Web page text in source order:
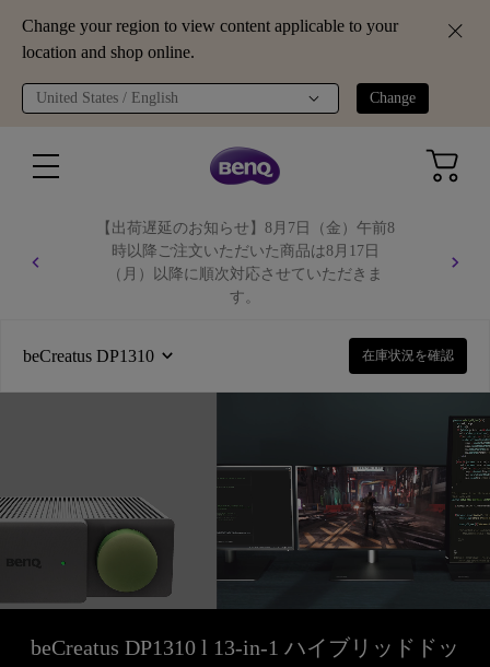
Change your region to view content applicable to your
location and shop online.
United States / English Change
【出荷遅延のお知らせ】8月7日（金）午前8
時以降ご注文いただいた商品は8月17日
（月）以降に順次対応させていただきま
す。
beCreatus DP1310 在庫状況を確認
beCreatus DP1310 l 13-in-1 ハイブリッドドッ